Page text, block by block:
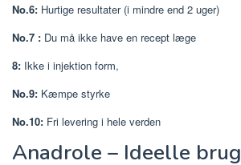
No.6: Hurtige resultater (i mindre end 2 uger)
No.7 : Du må ikke have en recept læge
8: Ikke i injektion form,
No.9: Kæmpe styrke
No.10: Fri levering i hele verden
Anadrole – Ideelle brug